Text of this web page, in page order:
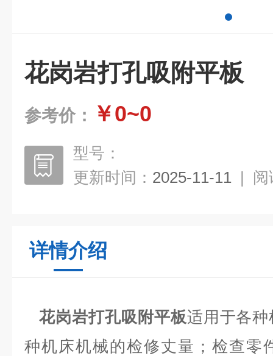
花岗岩打孔吸附平板
参考价： ￥0~0
型号：
更新时间： 2025-11-11 | 阅
详情介绍
花岗岩打孔吸附平板适用于各
种机床机械的检修丈量；检查零